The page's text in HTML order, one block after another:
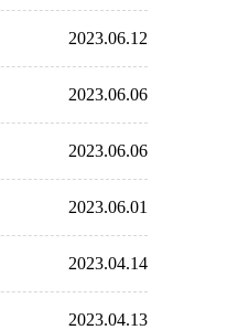
2023.06.12
2023.06.06
2023.06.06
2023.06.01
2023.04.14
2023.04.13